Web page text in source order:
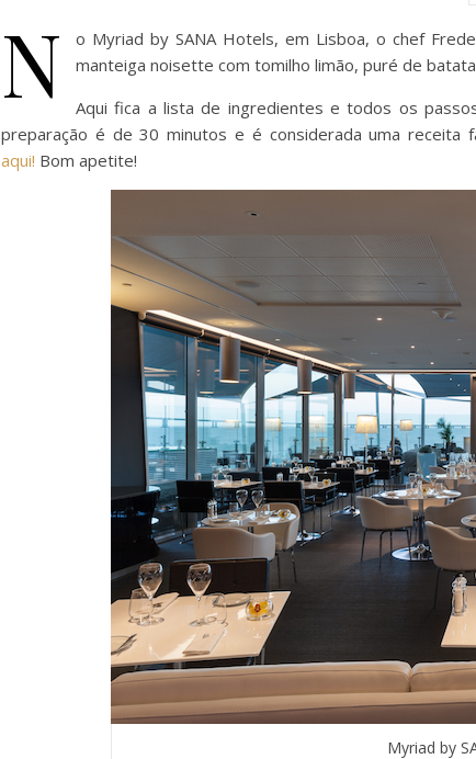
N o Myriad by SANA Hotels, em Lisboa, o chef
manteiga noisette com tomilho limão, puré de
Aqui fica a lista de ingredientes e todos os
preparação é de 30 minutos e é considerada uma receita
aqui! Bom apetite!
Myriad by